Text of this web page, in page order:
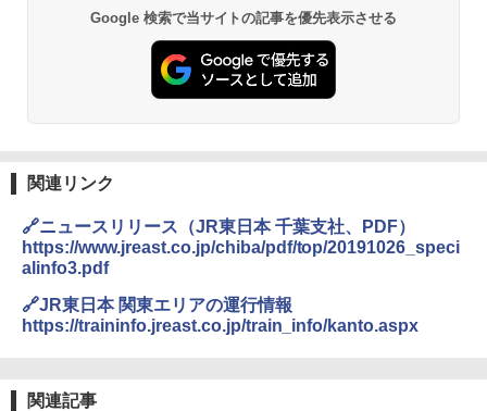
-08EX カーキ ソロキャンプ ポリエステル フ
レーム ドーム型 テント
￥14,800
付き ヒグマ・イノシシ対策 自治体・教育機
関の購入実績 登山・キャンプ・アウトドア・
防災用品 長期保存可能 緊急時用 日本国内発
￥3,680
Google 検索で当サイトの記事を優先表示させる
関連リンク
🔗ニュースリリース（JR東日本 千葉支社、PDF）
https://www.jreast.co.jp/chiba/pdf/top/20191026_speci
alinfo3.pdf
🔗JR東日本 関東エリアの運行情報
https://traininfo.jreast.co.jp/train_info/kanto.aspx
関連記事